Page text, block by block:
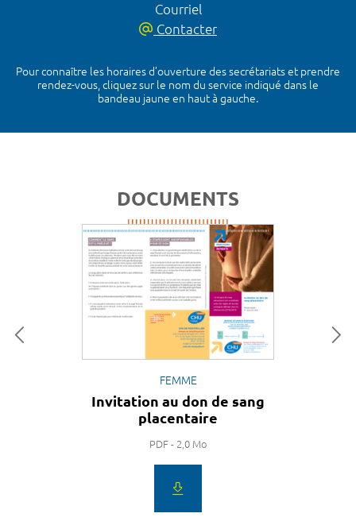
Courriel
Contacter
Pour connaître les horaires d’ouverture des secrétariats et prendre
rendez-vous, cliquez sur le nom du service indiqué dans le
bandeau jaune en haut à gauche.
DOCUMENTS
FEMME
Invitation au don de sang
placentaire
PDF - 2,0 Mo